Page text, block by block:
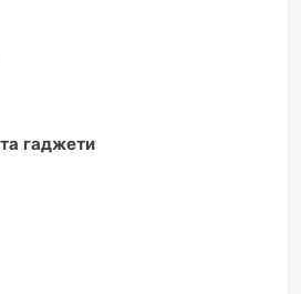
та гаджети